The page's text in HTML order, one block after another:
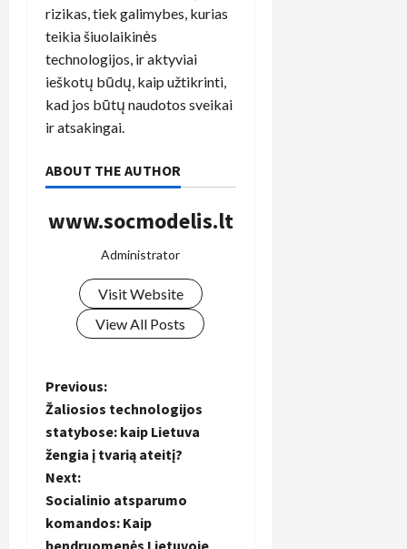
rizikas, tiek galimybes, kurias
teikia šiuolaikinės
technologijos, ir aktyviai
ieškotų būdų, kaip užtikrinti,
kad jos būtų naudotos sveikai
ir atsakingai.
ABOUT THE AUTHOR
www.socmodelis.lt
Administrator
Visit Website
View All Posts
P
o
s
t
Previous:
Žaliosios technologijos
statybose: kaip Lietuva
žengia į tvarią ateitį?
Next:
Socialinio atsparumo
komandos: Kaip
bendruomenės Lietuvoje